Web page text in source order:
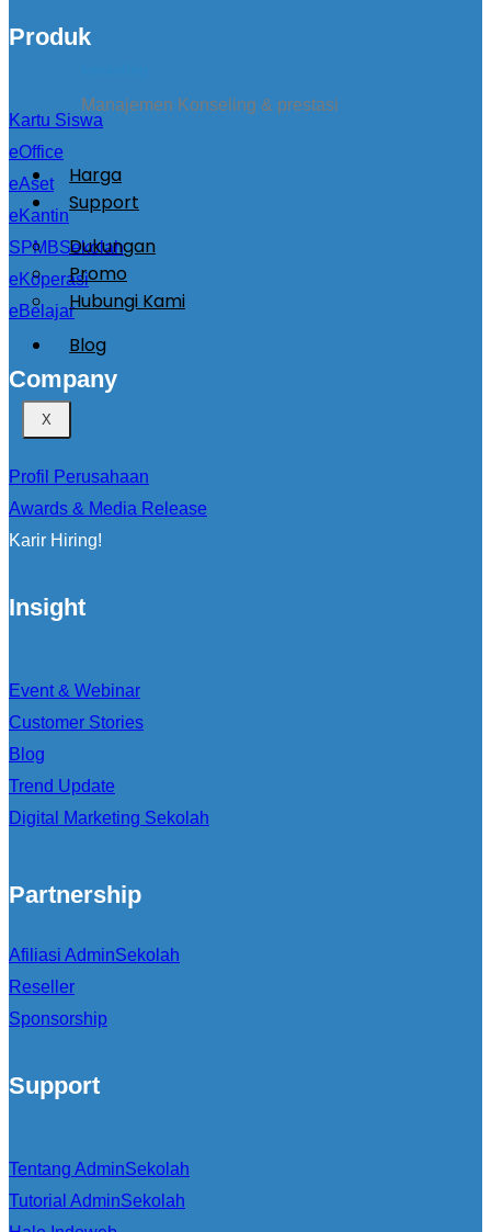
Manajemen Konseling & prestasi
Harga
Support
Dukungan
Promo
Hubungi Kami
Blog
X
Produk
Kartu Siswa
eOffice
eAset
eKantin
SPMBSekolah
eKoperasi
eBelajar
Company
Profil Perusahaan
Awards & Media Release
Karir Hiring!
Insight
Event & Webinar
Customer Stories
Blog
Trend Update
Digital Marketing Sekolah
Partnership
Afiliasi AdminSekolah
Reseller
Sponsorship
Support
Tentang AdminSekolah
Tutorial AdminSekolah